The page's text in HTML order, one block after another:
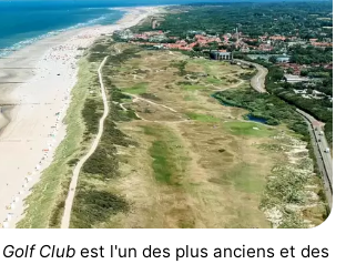
Club est l'un des plus anciens et des